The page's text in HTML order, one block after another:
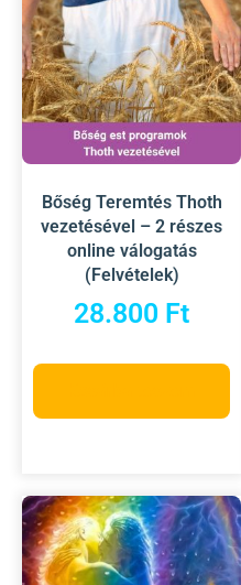
Bőség Teremtés Thoth
vezetésével – 2 részes
online válogatás
(Felvételek)
28.800 Ft